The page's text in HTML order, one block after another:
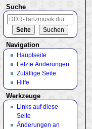
Suche
Navigation
Hauptseite
Letzte Änderungen
Zufällige Seite
Hilfe
Werkzeuge
Links auf diese
Seite
Änderungen an